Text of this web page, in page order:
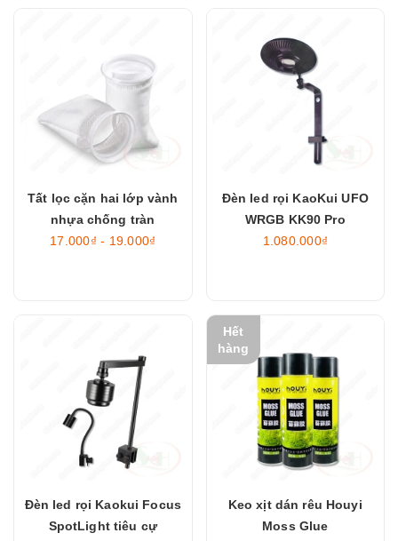
Tất lọc cặn hai lớp vành
nhựa chống tràn
17.000₫ - 19.000₫
Đèn led rọi KaoKui UFO
WRGB KK90 Pro
1.080.000₫
Đèn led rọi Kaokui Focus
SpotLight tiêu cự
Hết
hàng
Keo xịt dán rêu Houyi
Moss Glue